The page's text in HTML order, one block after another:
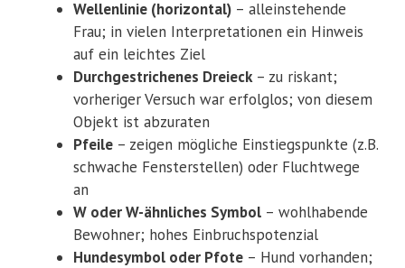
Wellenlinie (horizontal) – alleinstehende
Frau; in vielen Interpretationen ein Hinweis
auf ein leichtes Ziel
Durchgestrichenes Dreieck– zu riskant;
vorheriger Versuch war erfolglos; von diesem
Objekt ist abzuraten
Pfeile – zeigen mögliche Einstiegspunkte (z.B.
schwache Fensterstellen) oder Fluchtwege
an
W oder W-ähnliches Symbol – wohlhabende
Bewohner; hohes Einbruchspotenzial
Hundesymbol oder Pfote – Hund vorhanden;